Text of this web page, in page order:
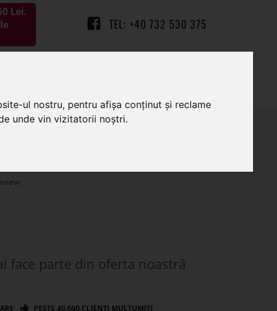
ul nostru, pentru afișa conținut și reclame
unde vin vizitatorii noștri.
Lei.
TEL: +40 732 530 375
aranjamente florale
face parte din oferta noastră